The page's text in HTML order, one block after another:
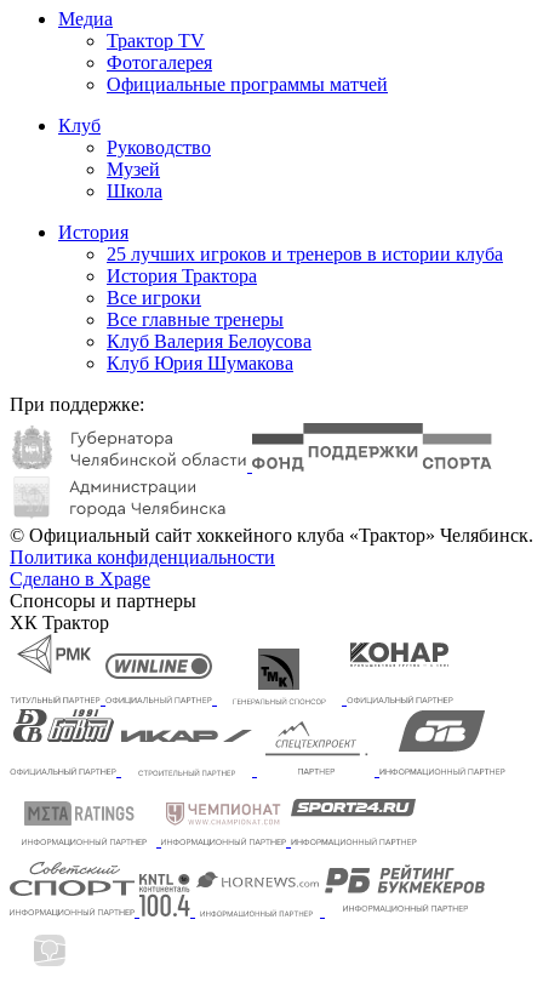
Медиа
Трактор TV
Фотогалерея
Официальные программы матчей
Клуб
Руководство
Музей
Школа
История
25 лучших игроков и тренеров в истории клуба
История Трактора
Все игроки
Все главные тренеры
Клуб Валерия Белоусова
Клуб Юрия Шумакова
При поддержке:
© Официальный сайт хоккейного клуба «Трактор» Челябинск.
Политика конфиденциальности
Сделано в Xpage
Спонсоры и партнеры
ХК Трактор